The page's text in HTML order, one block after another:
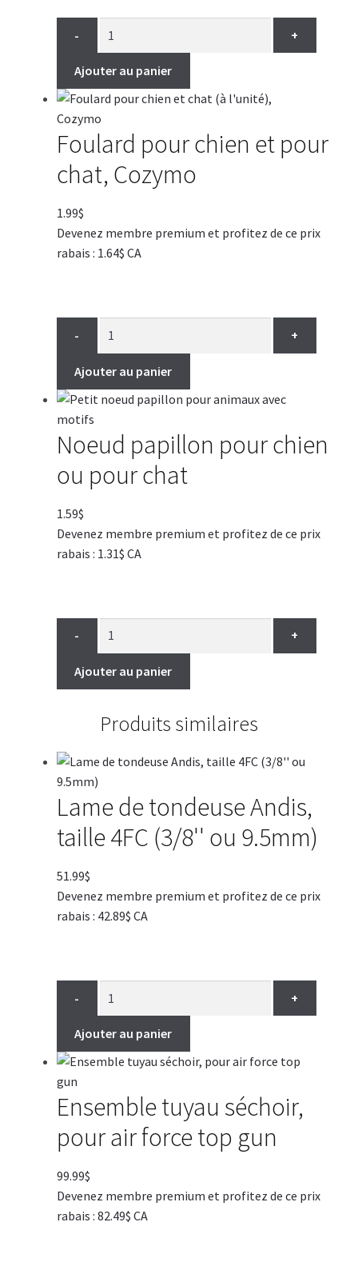
- +
Ajouter au panier
Foulard pour chien et pour
chat, Cozymo
1.99$
Devenez membre premium et profitez de ce prix
rabais : 1.64$ CA
- +
Ajouter au panier
Noeud papillon pour chien
ou pour chat
1.59$
Devenez membre premium et profitez de ce prix
rabais : 1.31$ CA
- +
Ajouter au panier
Produits similaires
Lame de tondeuse Andis,
taille 4FC (3/8'' ou 9.5mm)
51.99$
Devenez membre premium et profitez de ce prix
rabais : 42.89$ CA
- +
Ajouter au panier
Ensemble tuyau séchoir,
pour air force top gun
99.99$
Devenez membre premium et profitez de ce prix
rabais : 82.49$ CA